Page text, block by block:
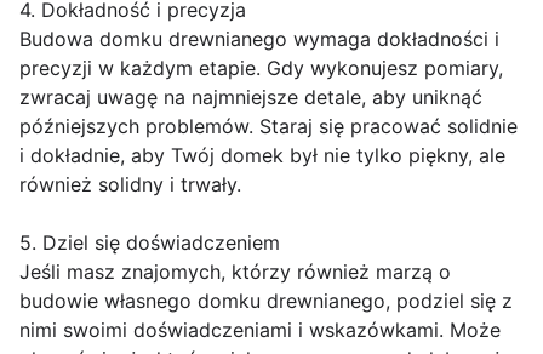
4. Dokładność i precyzja
Budowa domku drewnianego wymaga dokładności i
precyzji w każdym etapie. Gdy wykonujesz pomiary,
zwracaj uwagę na najmniejsze detale, aby uniknąć
późniejszych problemów. Staraj się pracować solidnie
i dokładnie, aby Twój domek był nie tylko piękny, ale
również solidny i trwały.
5. Dziel się doświadczeniem
Jeśli masz znajomych, którzy również marzą o
budowie własnego domku drewnianego, podziel się z
nimi swoimi doświadczeniami i wskazówkami. Może